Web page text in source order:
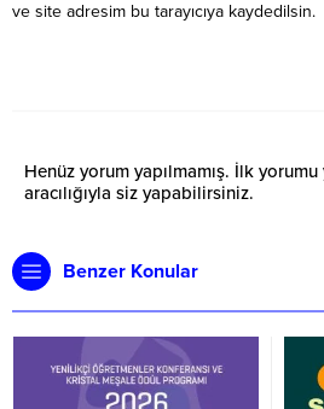
ve site adresim bu tarayıcıya kaydedilsin.
Henüz yorum yapılmamış. İlk
aracılığıyla siz yapabilirsiniz.
Benzer Konular